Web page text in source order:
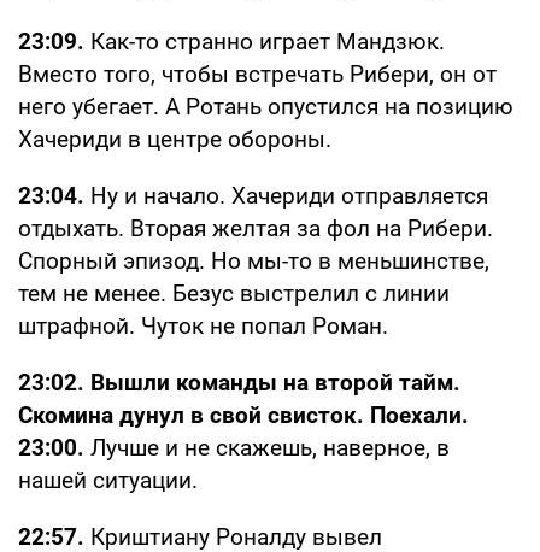
23:09. Как-то странно играет Мандзюк.
Вместо того, чтобы встречать Рибери, он от
него убегает. А Ротань опустился на позицию
Хачериди в центре обороны.
23:04. Ну и начало. Хачериди отправляется
отдыхать. Вторая желтая за фол на Рибери.
Спорный эпизод. Но мы-то в меньшинстве,
тем не менее. Безус выстрелил с линии
штрафной. Чуток не попал Роман.
23:02. Вышли команды на второй тайм.
Скомина дунул в свой свисток. Поехали.
23:00. Лучше и не скажешь, наверное, в
нашей ситуации.
22:57. Криштиану Роналду вывел